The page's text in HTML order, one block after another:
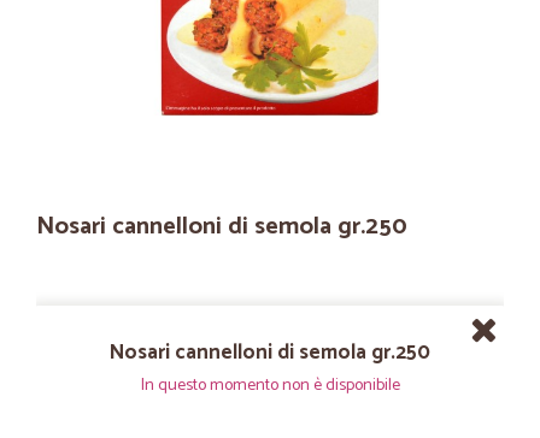
Nosari cannelloni di semola gr.250
Nosari cannelloni di semola gr.250
In questo momento non è disponibile